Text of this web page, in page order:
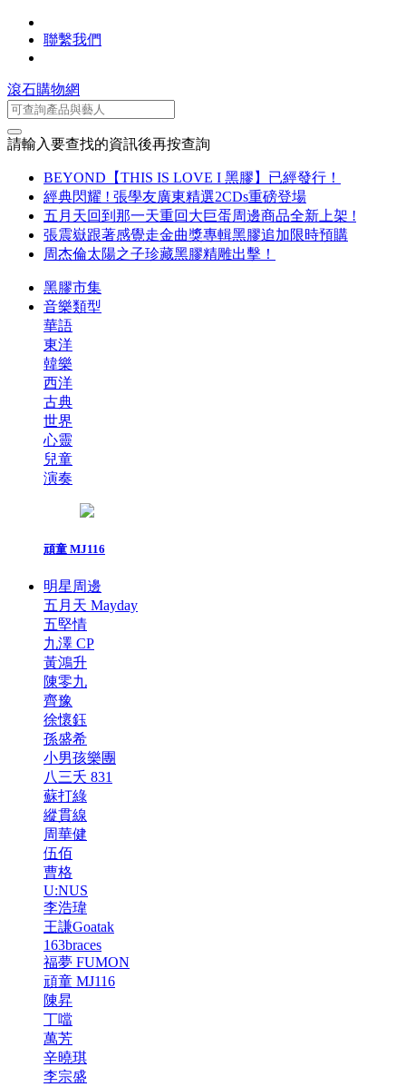
聯繫我們
滾石購物網
請輸入要查找的資訊後再按查詢
BEYOND【THIS IS LOVE I 黑膠】已經發行！
經典閃耀 ! 張學友廣東精選2CDs重磅登場
五月天回到那一天重回大巨蛋周邊商品全新上架 !
張震嶽跟著感覺走金曲獎專輯黑膠追加限時預購
周杰倫太陽之子珍藏黑膠精雕出擊！
黑膠市集
音樂類型
華語
東洋
韓樂
西洋
古典
世界
心靈
兒童
演奏
頑童 MJ116
明星周邊
五月天 Mayday
五堅情
九澤 CP
黃鴻升
陳零九
齊豫
徐懷鈺
孫盛希
小男孩樂團
八三夭 831
蘇打綠
縱貫線
周華健
伍佰
曹格
U:NUS
李浩瑋
王謙Goatak
163braces
福夢 FUMON
頑童 MJ116
陳昇
丁噹
萬芳
辛曉琪
李宗盛